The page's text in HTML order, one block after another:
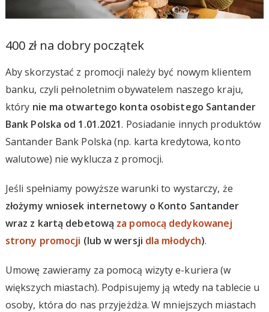
400 zł na dobry początek
Aby skorzystać z promocji należy być nowym klientem
banku, czyli pełnoletnim obywatelem naszego kraju,
który nie ma otwartego konta osobistego Santander
Bank Polska od 1.01.2021. Posiadanie innych produktów
Santander Bank Polska (np. karta kredytowa, konto
walutowe) nie wyklucza z promocji.
Jeśli spełniamy powyższe warunki to wystarczy, że
złożymy wniosek internetowy o Konto Santander
wraz z kartą debetową za pomocą dedykowanej
strony promocji (lub w wersji dla młodych).
Umowę zawieramy za pomocą wizyty e-kuriera (w
większych miastach). Podpisujemy ją wtedy na tablecie u
osoby, która do nas przyjeżdża. W mniejszych miastach